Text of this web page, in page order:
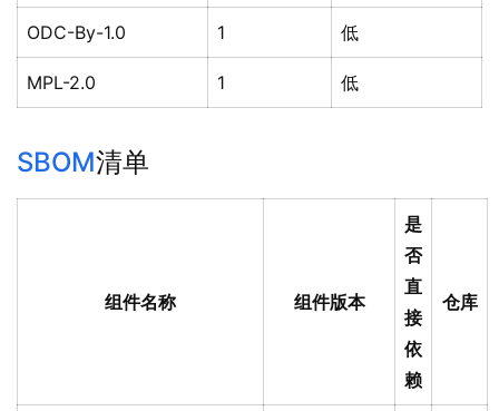
ODC-By-1.0 1 低
MPL-2.0 1 低
SBOM清单
组件名称 组件版本
是
否
直
接
依
赖
仓库